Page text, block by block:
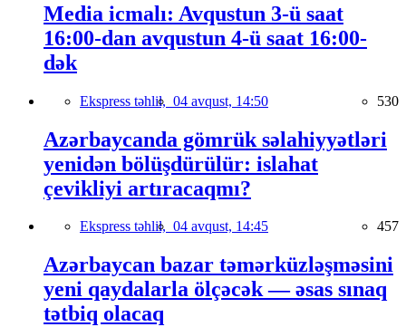
Media icmalı: Avqustun 3-ü saat
16:00-dan avqustun 4-ü saat 16:00-
dək
Ekspress təhlil, 04 avqust, 14:50 530
Azərbaycanda gömrük səlahiyyətləri
yenidən bölüşdürülür: islahat
çevikliyi artıracaqmı?
Ekspress təhlil, 04 avqust, 14:45 457
Azərbaycan bazar təmərküzləşməsini
yeni qaydalarla ölçəcək — əsas sınaq
tətbiq olacaq